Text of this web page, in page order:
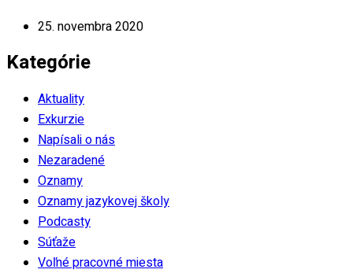
25. novembra 2020
Kategórie
Aktuality
Exkurzie
Napísali o nás
Nezaradené
Oznamy
Oznamy jazykovej školy
Podcasty
Súťaže
Voľné pracovné miesta